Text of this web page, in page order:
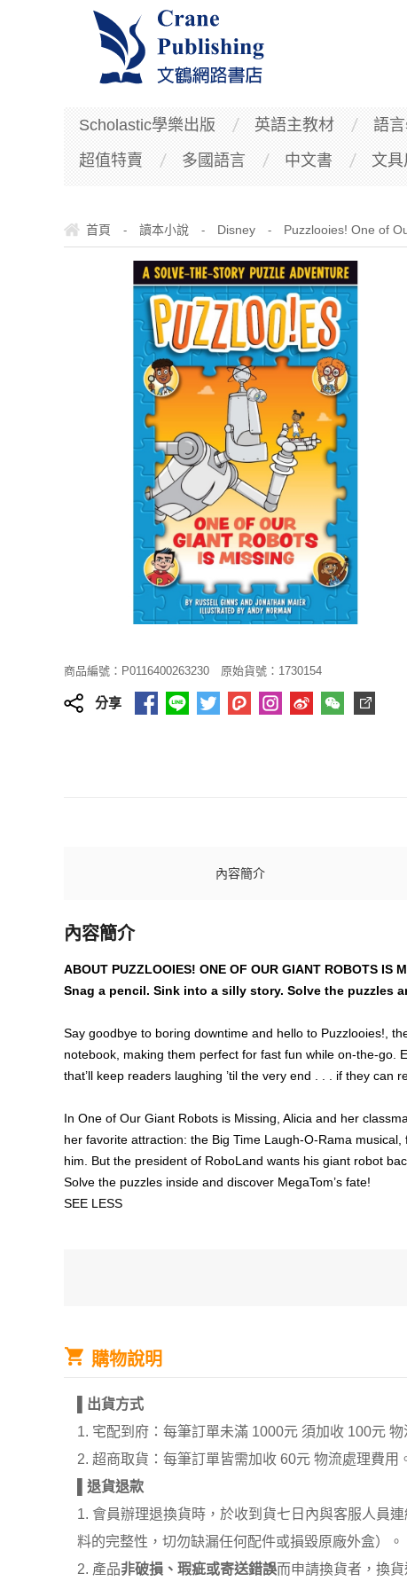
Scholastic學樂出版 英語主教材 語
超值特賣
多國語言 中文書 文具
首頁 - 讀本小說 - Disney - Puzzlooies! One of
商品編號：P0116400263230 原始貨號：1730154
分享
內容簡介
內容簡介
ABOUT PUZZLOOIES! ONE OF OUR GIANT ROBOTS IS
Snag a pencil. Sink into a silly story. Solve the puzzles
Say goodbye to boring downtime and hello to Puzzlooies!,
notebook, making them perfect for fast fun while on-the-
that’ll keep readers laughing ’til the very end . . . if they can
In One of Our Giant Robots is Missing, Alicia and her
her favorite attraction: the Big Time Laugh-O-Rama
him. But the president of RoboLand wants his giant robot
Solve the puzzles inside and discover MegaTom’s fate!
SEE LESS
購物說明
出貨方式
1. 宅配到府：每筆訂單未滿 1000元 須加收 100元
2. 超商取貨：每筆訂單皆需加收 60元 物流處理費用
退貨退款
1. 會員辦理退換貨時，於收到貨七日內與客服人員
料的完整性，切勿缺漏任何配件或損毀原廠外盒）。
2. 產品非破損、瑕疵或寄送錯誤而申請換貨者，換